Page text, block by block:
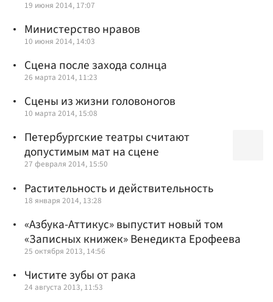
19 июня 2014, 17:07
Министерство нравов
10 июня 2014, 14:03
Сцена после захода солнца
26 марта 2014, 11:23
Сцены из жизни головоногов
10 марта 2014, 15:08
Петербургские театры считают
допустимым мат на сцене
27 февраля 2014, 15:50
Растительность и действительность
18 января 2014, 13:28
«Азбука-Аттикус» выпустит новый том
«Записных книжек» Венедикта Ерофеева
25 октября 2013, 14:56
Чистите зубы от рака
24 августа 2013, 11:53